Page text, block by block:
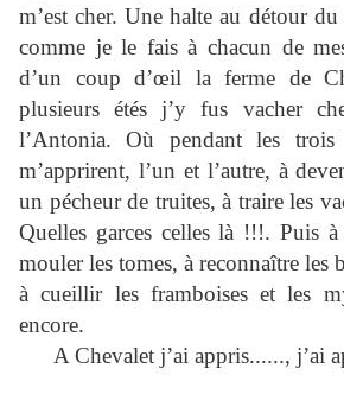
m’est cher. Une halte au détour
comme je le fais à chacun de
d’un coup d’œil la ferme de
plusieurs étés j’y fus vacher
l’Antonia. Où pendant les
m’apprirent, l’un et l’autre, à
un pécheur de truites, à traire les
Quelles garces celles là !!!. Puis
mouler les tomes, à reconnaître les
à cueillir les framboises et les
encore.
A Chevalet j’ai appris......, j’ai